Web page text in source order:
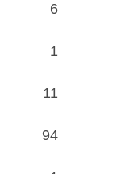
6
1
11
94